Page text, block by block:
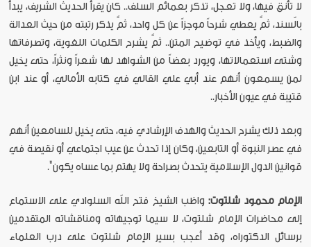
لا تأنق فيها، ولا تعجل، تذكر بعمائم السلف.. كان يقرأ الحديث الشريف، يبدأ
بالّسند، ثمَّ يعطي شرحاً موجزاً عن كل واحد، ثمَّ يذكر رتبته من حيث العدالة
والضبط، ويأخذ في توضيح المتن.. ثمَّ يشرح الكلمات اللغوية، وتصرفاتها
وشتى استعمالاتها، ويورد بعضاً من الشواهد لها شعراً ونثراً، حتى يخيل
لمن يسمعون أنهم عند أبي علي القالي في كتابه الأمالي، أو عند ابن
قتيبة في عيون الأخبار..
وبعد ذلك يشرح الحديث والهدف الإرشادي فيه، حتى يخيل للسامعين أنهم
في عصر النبوة أو التابعين، وكان إذا تحدث عن عيب اجتماعي أو نقيصة في
قوانين الدول الإسلامية يتحدث بصراحة ولا يهتم بما عساه يكون".
الإمام محمود شلتوت: واظب الشيخ فتح الله السلوادي على الاستماع
إلى محاضرات الإمام شلتوت، لا سيما توجيهاته ومناقشاته المتقدمين
برسائل الدكتوراه، وقد أعجب بسير الإمام شلتوت على درب العلماء